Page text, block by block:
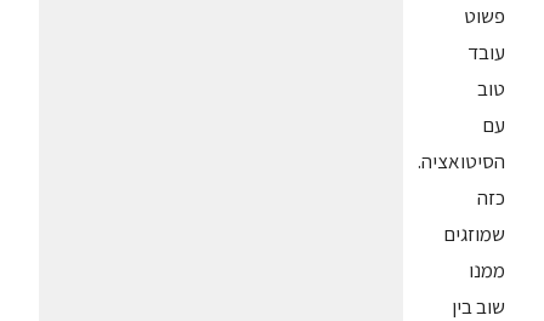
פשוט
עובד
טוב
עם
הסיטואציה.
כזה
שמוזגים
ממנו
שוב בין